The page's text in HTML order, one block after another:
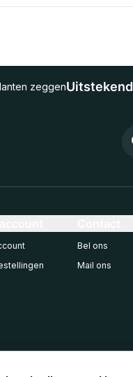
zeggenUitstekend
Bel ons
Mail ons